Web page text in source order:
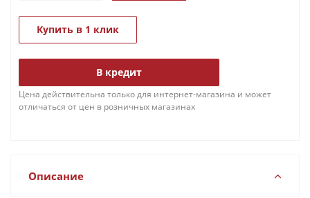
Купить в 1 клик
В кредит
Цена действительна только для интернет-магазина и может
отличаться от цен в розничных магазинах
Описание